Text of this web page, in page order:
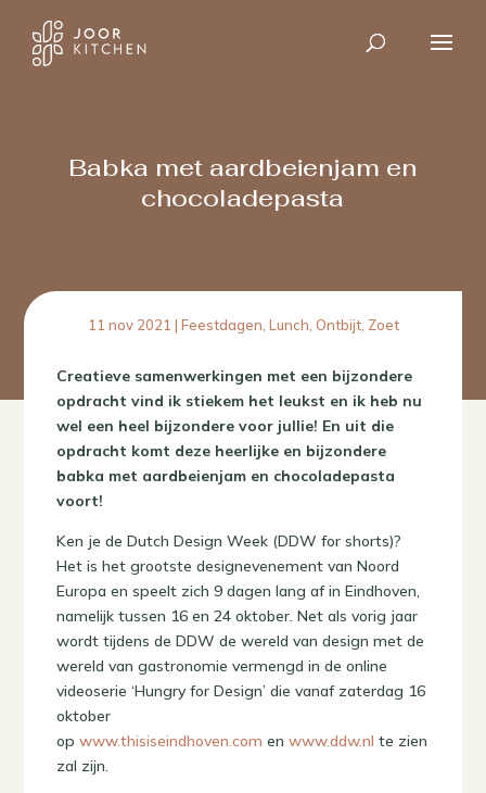
Babka met aardbeienjam en
chocoladepasta
11 nov 2021 | Feestdagen Lunch Ontbijt, Zoet
Creatieve samenwerkingen met een bijzondere
opdracht vind ik stiekem het leukst en ik heb nu
wel een heel bijzondere voor jullie! En uit die
opdracht komt deze heerlijke en bijzondere
babka met aardbeienjam en chocoladepasta
voort!
Ken je de Dutch Design Week (DDW for shorts)?
Het is het grootste designevenement van Noord
Europa en speelt zich 9 dagen lang af in Eindhoven,
namelijk tussen 16 en 24 oktober. Net als vorig jaar
wordt tijdens de DDW de wereld van design met de
wereld van gastronomie vermengd in de online
videoserie ‘Hungry for Design’ die vanaf zaterdag 16
oktober
opwww.thisiseindhoven.com enwww.ddw.nl te zien
zal zijn.